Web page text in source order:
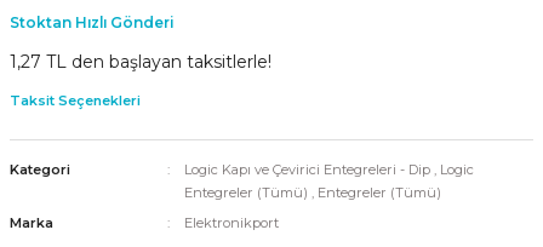
Stoktan Hızlı Gönderi
1,27 TL den başlayan taksitlerle!
Taksit Seçenekleri
Kategori Logic Kapı ve Çevirici Entegreleri - Dip , Logic
Entegreler (Tümü) , Entegreler (Tümü)
Marka
Elektronikport